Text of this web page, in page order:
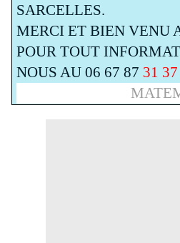
SARCELLES.
MERCI ET BIEN VENU
POUR TOUT
NOUS AU 06 67 87 31